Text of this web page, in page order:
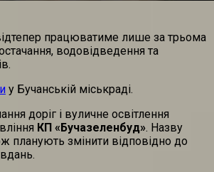
працюватиме лише за трьома
водовідведення та
у Бучанській міськраді.
доріг і вуличне освітлення
КП «Бучазеленбуд». Назву
планують змінити відповідно до